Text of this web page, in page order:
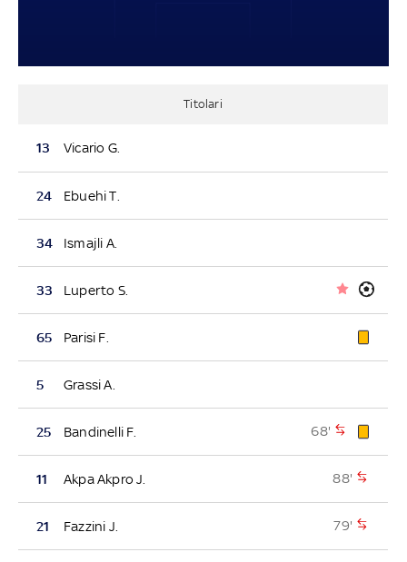
Titolari
13 Vicario G.
24 Ebuehi T.
34 Ismajli A.
33 Luperto S.
65 Parisi F.
5 Grassi A.
25 Bandinelli F. 68'
11 Akpa Akpro J. 88'
21 Fazzini J. 79'